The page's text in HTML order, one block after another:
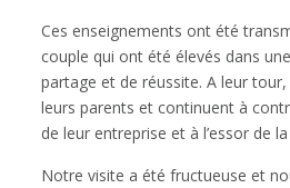
Ces enseignements ont été
couple qui ont été élevés dans
partage et de réussite. A leur
leurs parents et continuent à
de leur entreprise et à l’essor de
Notre visite a été fructueuse et